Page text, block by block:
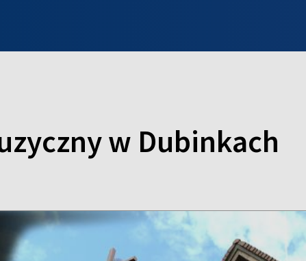
w Dubinkach